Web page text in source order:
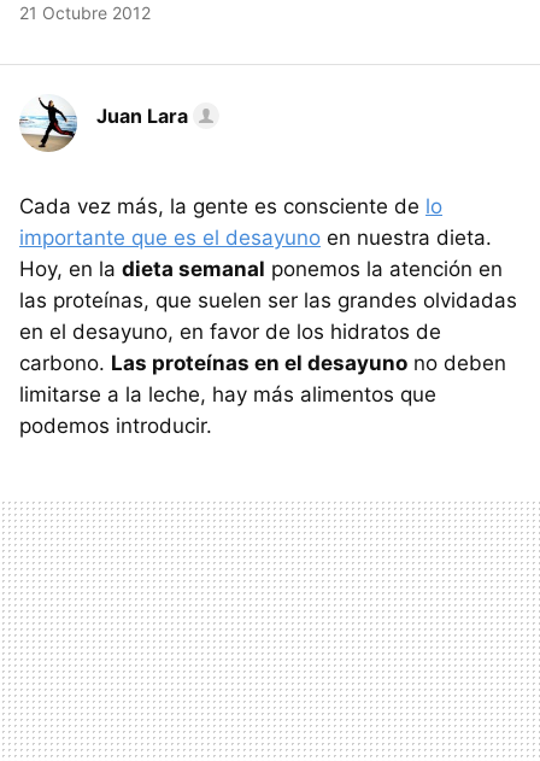
21 Octubre 2012
Juan Lara
Cada vez más, la gente es consciente de lo
importante que es el desayuno en nuestra dieta.
Hoy, en la dieta semanal ponemos la atención en
las proteínas, que suelen ser las grandes olvidadas
en el desayuno, en favor de los hidratos de
carbono. Las proteínas en el desayuno no deben
limitarse a la leche, hay más alimentos que
podemos introducir.